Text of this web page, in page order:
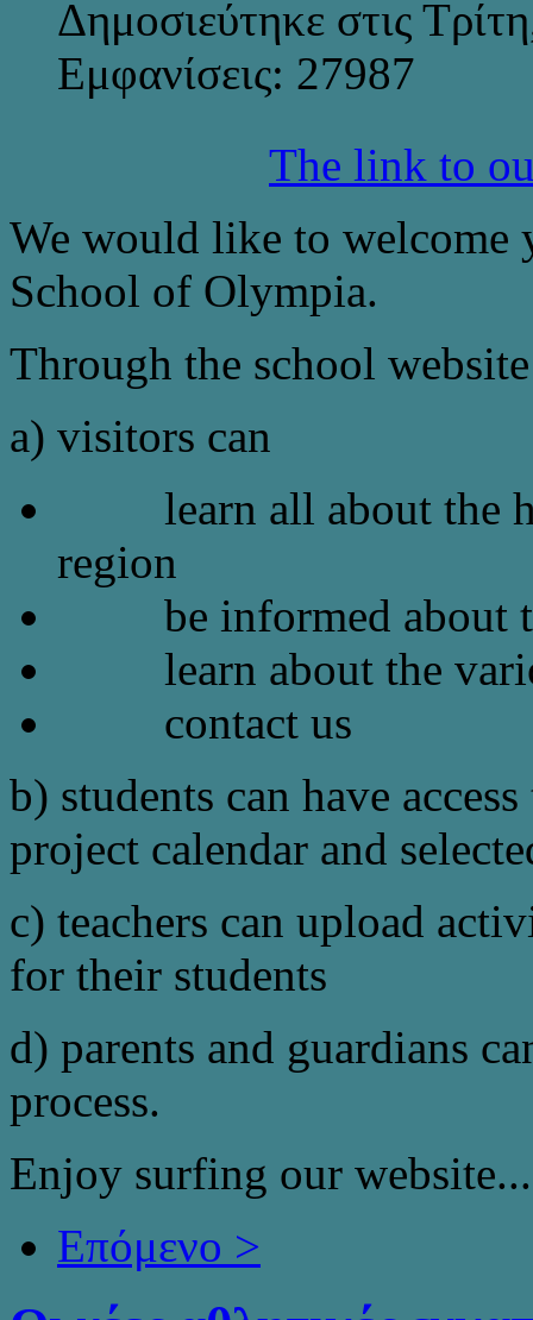
Δημοσιεύτηκε στις
Εμφανίσεις: 27987
The link to
We would like to welcome
School of Olympia.
Through the school
a) visitors can
learn all about the
region
be informed about
learn about the
contact us
b) students can have
project calendar and
c) teachers can upload
for their students
d) parents and guardians
process.
Enjoy surfing our website...
Επόμενο >